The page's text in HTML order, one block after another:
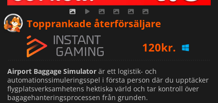
Topprankade återförsäljare
77kr.
120kr.
154
Airport Baggage Simulator är ett logistik- och
automationssimuleringsspel i första person där du upptäcker
flygplatsverksamhetens hektiska värld och tar kontroll över
bagagehanteringsprocessen från grunden.